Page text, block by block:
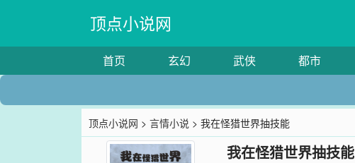
顶点小说网
首页 玄幻 武侠 都市
顶点小说网 >言情小说 > 我在怪猎世界抽技能
我在怪猎世界抽技能